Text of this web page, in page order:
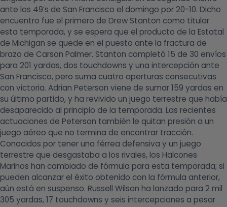
ante los 49’s de San Francisco el domingo por 20-10. Dicho
encuentro fue el primero de Drew Stanton como titular
esta temporada, y se espera que el producto de la Estatal
de Michigan se quede en el puesto ante la fractura de
brazo de Carson Palmer. Stanton completó 15 de 30 envíos
para 201 yardas, dos touchdowns y una intercepción ante
San Francisco, pero suma cuatro aperturas consecutivas
con victoria. Adrian Peterson viene de sumar 159 yardas en
su último partido, y ha revivido un juego terrestre que había
desaparecido al principio de la temporada. Las recientes
actuaciones de Peterson también le quitan presión a un
juego aéreo que no termina de encontrar tracción.
Conocidos por tener una férrea defensiva y un juego
terrestre que desgastaba a los rivales, los Halcones
Marinos han cambiado de fórmula para esta temporada; si
pueden alcanzar el éxito obtenido con la fórmula anterior,
aún está en suspenso. Russell Wilson ha lanzado para 2 mil
305 yardas, 17 touchdowns y seis intercepciones a pesar